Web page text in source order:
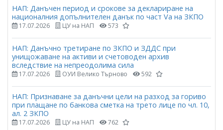
НАП: Данъчен период и срокове за деклариране на
националния допълнителен данък по част Vа на ЗКПО
17.07.2026 ЦУ на НАП 573
НАП: Данъчно третиране по ЗКПО и ЗДДС при
унищожаване на активи и счетоводен архив
вследствие на непреодолима сила
17.07.2026 ОУИ Велико Търново 592
НАП: Признаване за данъчни цели на разход за гориво
при плащане по банкова сметка на трето лице по чл. 10,
ал. 2 ЗКПО
17.07.2026 ЦУ на НАП 762